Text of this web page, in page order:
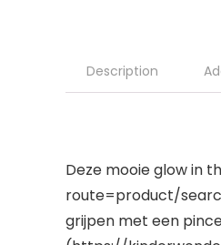
Description
Deze mooie glow in
route=product/
grijpen met een